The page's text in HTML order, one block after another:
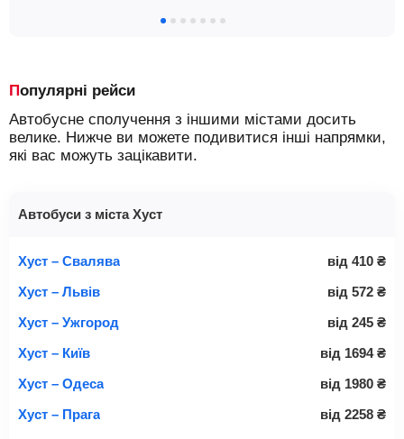
Популярні рейси
Автобусне сполучення з іншими містами досить
велике. Нижче ви можете подивитися інші напрямки,
які вас можуть зацікавити.
Автобуси з міста Хуст
Хуст – Свалява від 410 ₴
Хуст – Львів
від 572 ₴
Хуст – Ужгород
від 245 ₴
Хуст – Київ
від 1694 ₴
Хуст – Одеса
від 1980 ₴
Хуст – Прага
від 2258 ₴